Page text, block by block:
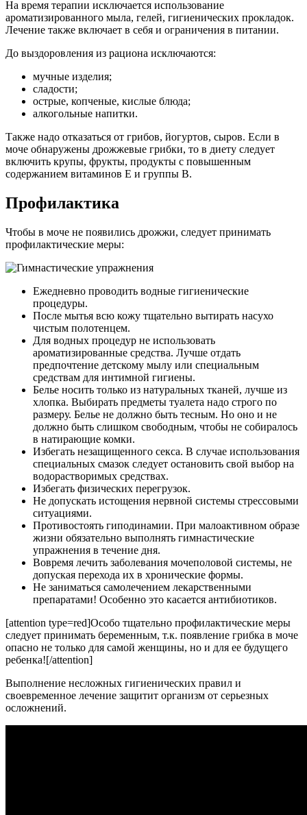
На время терапии исключается использование
ароматизированного мыла, гелей, гигиенических прокладок.
Лечение также включает в себя и ограничения в питании.
До выздоровления из рациона исключаются:
мучные изделия;
сладости;
острые, копченые, кислые блюда;
алкогольные напитки.
Также надо отказаться от грибов, йогуртов, сыров. Если в
моче обнаружены дрожжевые грибки, то в диету следует
включить крупы, фрукты, продукты с повышенным
содержанием витаминов Е и группы В.
Профилактика
Чтобы в моче не появились дрожжи, следует принимать
профилактические меры:
Ежедневно проводить водные гигиенические
процедуры.
После мытья всю кожу тщательно вытирать насухо
чистым полотенцем.
Для водных процедур не использовать
ароматизированные средства. Лучше отдать
предпочтение детскому мылу или специальным
средствам для интимной гигиены.
Белье носить только из натуральных тканей, лучше из
хлопка. Выбирать предметы туалета надо строго по
размеру. Белье не должно быть тесным. Но оно и не
должно быть слишком свободным, чтобы не собиралось
в натирающие комки.
Избегать незащищенного секса. В случае использования
специальных смазок следует остановить свой выбор на
водорастворимых средствах.
Избегать физических перегрузок.
Не допускать истощения нервной системы стрессовыми
ситуациями.
Противостоять гиподинамии. При малоактивном образе
жизни обязательно выполнять гимнастические
упражнения в течение дня.
Вовремя лечить заболевания мочеполовой системы, не
допуская перехода их в хронические формы.
Не заниматься самолечением лекарственными
препаратами! Особенно это касается антибиотиков.
[attention type=red]Особо тщательно профилактические меры
следует принимать беременным, т.к. появление грибка в моче
опасно не только для самой женщины, но и для ее будущего
ребенка![/attention]
Выполнение несложных гигиенических правил и
своевременное лечение защитит организм от серьезных
осложнений.